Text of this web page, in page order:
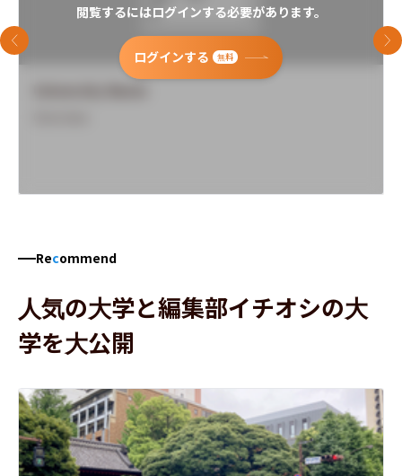
閲覧するにはログインする必要があります。
ログインする 無料
前のスライド 次
Recommend
人気の大学と編集部イチオシの大
学を大公開